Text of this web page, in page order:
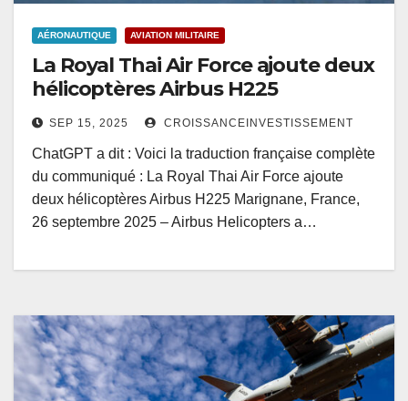
AÉRONAUTIQUE AVIATION MILITAIRE
La Royal Thai Air Force ajoute deux
hélicoptères Airbus H225
SEP 15, 2025 CROISSANCEINVESTISSEMENT
ChatGPT a dit : Voici la traduction française complète
du communiqué : La Royal Thai Air Force ajoute
deux hélicoptères Airbus H225 Marignane, France,
26 septembre 2025 – Airbus Helicopters a…